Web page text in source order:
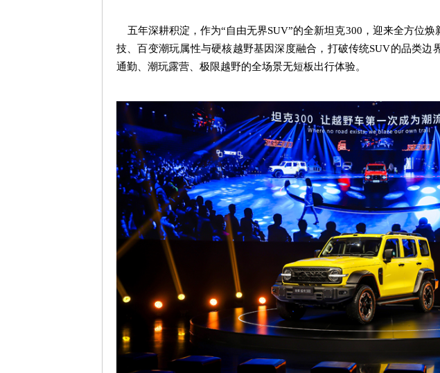
五年深耕积淀，作为“自由无界SUV”的全新坦克300 ，迎来全方位
技、百变潮玩属性与硬核越野基因深度融合，打破传统SUV的品类边
通勤、潮玩露营、极限越野的全场景无短板出行体验。